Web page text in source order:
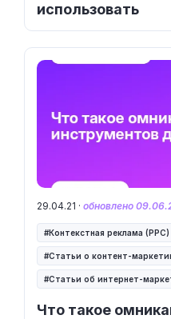
использовать
Что такое
29.04.21 · обновлено
Контекстная реклама (PPC)
Статьи о контент-
Статьи об интернет-